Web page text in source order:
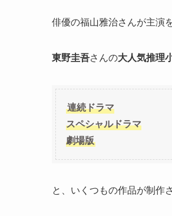
俳優の福山雅治さんが主演
東野圭吾さんの大人気推理
連続ドラマ
スペシャルドラマ
劇場版
と、いくつもの作品が制作